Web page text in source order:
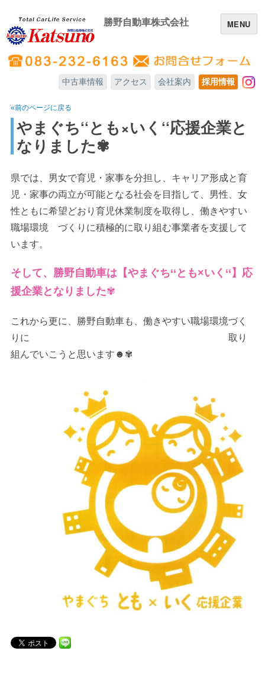
勝野自動車株式会社
中古車情報 アクセス 会社案内 採用情報 In
MENU
«前のページに戻る
やまぐち‘‘とも×いく‘‘応援企業と
なりました✾
県では、男女で育児・家事を分担し、キャリア形成と育
児・家事の両立が可能となる社会を目指して、男性、女
性ともに希望どおり育児休業制度を取得し、働きやすい
職場環境 づくりに積極的に取り組む事業者を支援して
います。
そして、勝野自動車は【やまぐち‘‘とも×いく‘‘】応
援企業となりました✾
これから更に、勝野自動車も、働きやすい職場環境づく
りに 取り
組んでいこうと思います☻✾